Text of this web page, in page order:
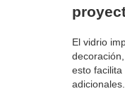
El vidrio
esto
adicionales.